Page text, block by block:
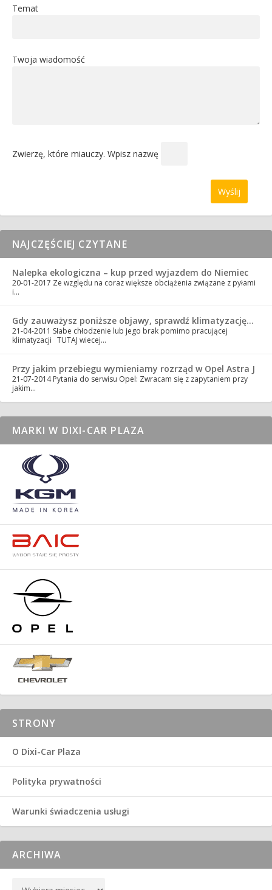
Temat
Twoja wiadomość
Zwierzę, które miauczy. Wpisz nazwę
NAJCZĘŚCIEJ CZYTANE
Nalepka ekologiczna – kup przed wyjazdem do Niemiec
20-01-2017 Ze względu na coraz większe obciążenia związane z pyłami
i…
Gdy zauważysz poniższe objawy, sprawdź klimatyzację…
21-04-2011 Słabe chłodzenie lub jego brak pomimo pracującej
klimatyzacji TUTAJ wiecej…
Przy jakim przebiegu wymieniamy rozrząd w Opel Astra J
21-07-2014 Pytania do serwisu Opel: Zwracam się z zapytaniem przy
jakim…
MARKI W DIXI-CAR PLAZA
STRONY
O Dixi-Car Plaza
Polityka prywatności
Warunki świadczenia usługi
ARCHIWA